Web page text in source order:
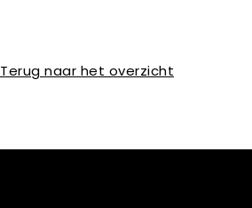
Terug naar het overzicht